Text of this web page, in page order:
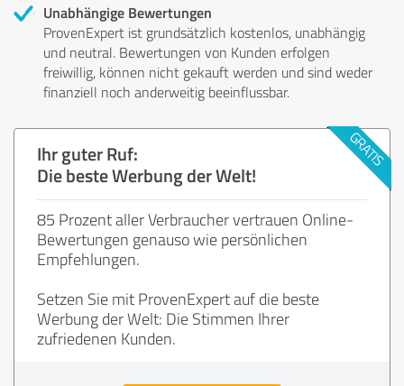
Unabhängige Bewertungen
ProvenExpert ist grundsätzlich kostenlos, unabhängig
und neutral. Bewertungen von Kunden erfolgen
freiwillig, können nicht gekauft werden und sind weder
finanziell noch anderweitig beeinflussbar.
Ihr guter Ruf:
Die beste Werbung der Welt!
85 Prozent aller Verbraucher vertrauen Online-
Bewertungen genauso wie persönlichen
Empfehlungen.
Setzen Sie mit ProvenExpert auf die beste
Werbung der Welt: Die Stimmen Ihrer
zufriedenen Kunden.